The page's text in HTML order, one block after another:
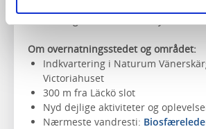
Om overnatningsstedet og området:
Indkvartering i Naturum
Victoriahuset
300 m fra Läckö slot
Nyd dejlige aktiviteter og
Nærmeste vandresti: